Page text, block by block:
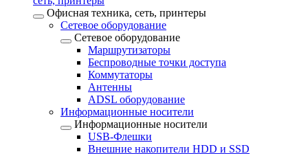
Офисная техника, cеть, принтеры
Сетевое оборудование
Сетевое оборудование
Маршрутизаторы
Беспроводные точки доступа
Коммутаторы
Антенны
ADSL оборудование
Информационные носители
Информационные носители
USB-Флешки
Внешние накопители HDD и SSD